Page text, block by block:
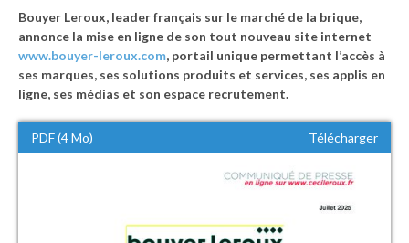
Bouyer Leroux, leader français sur le marché de la brique,
annonce la mise en ligne de son tout nouveau site internet
www.bouyer-leroux.com, portail unique permettant l’accès à
ses marques, ses solutions produits et services, ses applis en
ligne, ses médias et son espace recrutement.
PDF (4 Mo) Télécharger